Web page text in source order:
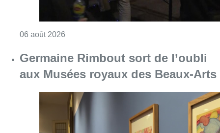
06 août 2026
Germaine Rimbout sort de l’oubli
aux Musées royaux des Beaux-Arts